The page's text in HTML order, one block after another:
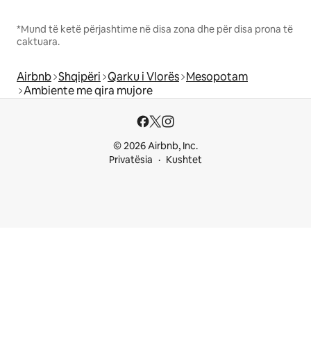
*Mund të ketë përjashtime në disa zona dhe për disa prona të
caktuara.
Airbnb Shqipëri Qarku i Vlorës Mesopotam
Ambiente me qira mujore
© 2026 Airbnb, Inc.
Privatësia
Kushtet